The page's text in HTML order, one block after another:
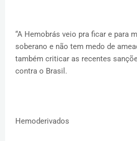
“A Hemobrás veio pra ficar e para
soberano e não tem medo de
também criticar as recentes
contra o Brasil.
Hemoderivados